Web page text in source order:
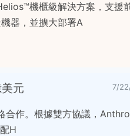
機櫃級解決方案，支援
器，並擴大部署A
元 7/
作。根據雙方協議，
H